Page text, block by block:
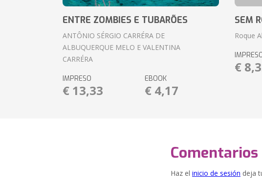
ENTRE ZOMBIES E TUBARÕES
ANTÔNIO SÉRGIO CARRÉRA DE
ALBUQUERQUE MELO E VALENTINA
CARRÉRA
IMPRESO
€ 13,33
EBOOK
€ 4,17
SEM
Roque
€
Comentarios
Haz el inicio de sesión deja